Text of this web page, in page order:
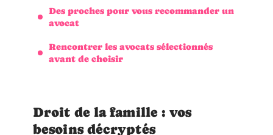
Des proches pour vous recommander un
avocat
Rencontrer les avocats sélectionnés
avant de choisir
Droit de la famille : vos
besoins décryptés